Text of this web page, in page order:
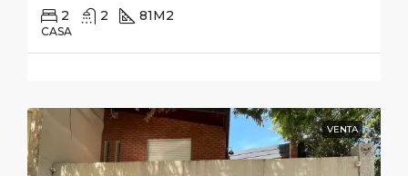
2 2 81M2
CASA
VENTA